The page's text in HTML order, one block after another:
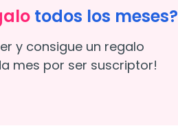
todos los meses?
y consigue un regalo
mes por ser suscriptor!